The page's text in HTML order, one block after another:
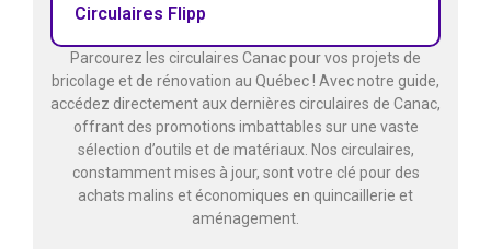
Circulaires Flipp
Parcourez les circulaires Canac pour vos projets de
bricolage et de rénovation au Québec ! Avec notre guide,
accédez directement aux dernières circulaires de Canac,
offrant des promotions imbattables sur une vaste
sélection d’outils et de matériaux. Nos circulaires,
constamment mises à jour, sont votre clé pour des
achats malins et économiques en quincaillerie et
aménagement.